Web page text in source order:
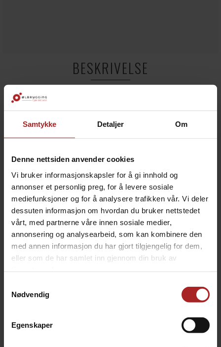
Samtykke Detaljer Om
Denne nettsiden anvender cookies
Vi bruker informasjonskapsler for å gi innhold og
annonser et personlig preg, for å levere sosiale
mediefunksjoner og for å analysere trafikken vår. Vi deler
dessuten informasjon om hvordan du bruker nettstedet
vårt, med partnerne våre innen sosiale medier,
annonsering og analysearbeid, som kan kombinere den
med annen informasjon du har gjort tilgjengelig for dem,
eller som de har samlet inn gjennom din bruk av
Nødvendig
Egenskaper
BESKRIVELSE
TC34mm o2/co2 sten-holder, TC34mm
TC34mm holder for Brewtools
oksygenerings/karboneringsstener.
TC34mm inngang.
TEKNISK INFO
TILBEHØR